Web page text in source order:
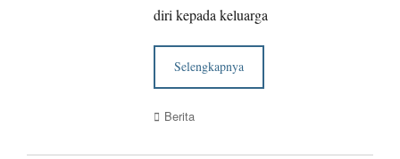
diri kepada keluarga
Selengkapnya
Categories
Berita